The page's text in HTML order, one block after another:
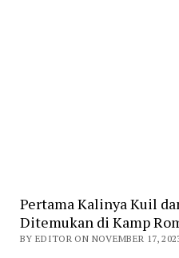
Pertama Kalinya Kuil
Ditemukan di Kamp
BY EDITOR ON NOVEMBER 17,